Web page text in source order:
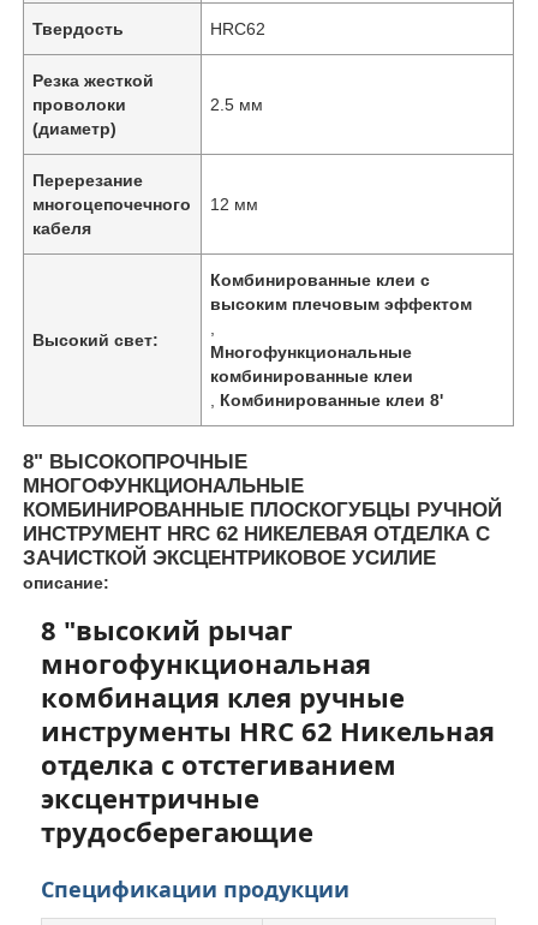
Главная страница
Продукция
Ролики
Твердость HRC62
Резка жесткой
проволоки
(диаметр)
2.5 мм
Перерезание
многоцепочечного
кабеля
12 мм
Высокий свет:
Комбинированные клеи с
высоким плечовым эффектом
Многофункциональные
комбинированные клеи
Комбинированные клеи 8'
8" ВЫСОКОПРОЧНЫЕ
МНОГОФУНКЦИОНАЛЬНЫЕ
КОМБИНИРОВАННЫЕ ПЛОСКОГУБЦЫ РУЧНОЙ
ИНСТРУМЕНТ HRC 62 НИКЕЛЕВАЯ ОТДЕЛКА С
ЗАЧИСТКОЙ ЭКСЦЕНТРИКОВОЕ УСИЛИЕ
описание:
8 "высокий рычаг
многофункциональная
комбинация клея ручные
инструменты HRC 62 Никельная
отделка с отстегиванием
эксцентричные
трудосберегающие
Спецификации продукции